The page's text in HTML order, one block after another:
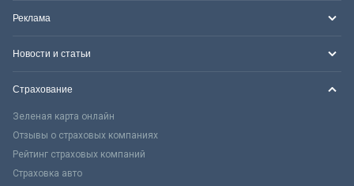
Реклама
Новости и статьи
Страхование
Зеленая карта онлайн
Отзывы о страховых компаниях
Рейтинг страховых компаний
Страховка авто